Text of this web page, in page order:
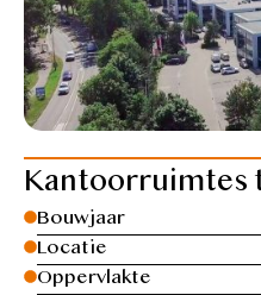
Kantoorruimtes
Bouwjaar
Locatie
Oppervlakte